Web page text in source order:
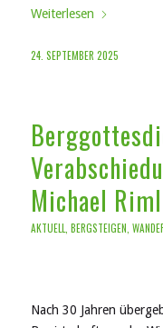
Weiterlesen
24. SEPTEMBER 2025
Michael Riml
AKTUELL BERGSTEIGEN
Nach 30 Jahren